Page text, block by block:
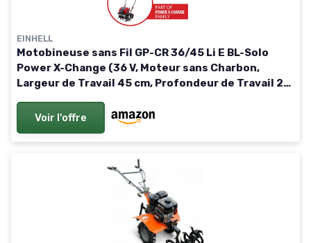
EINHELL
Motobineuse sans Fil GP-CR 36/45 Li E BL-Solo
Power X-Change (36 V, Moteur sans Charbon,
Largeur de Travail 45 cm, Profondeur de Travail 23
Batterie ni Chargeur
Voir l'offre